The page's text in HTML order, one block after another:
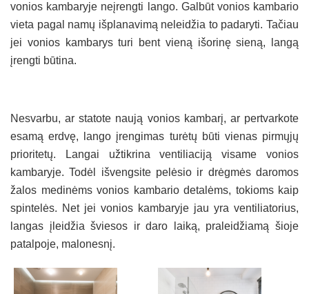
vonios kambaryje neįrengti lango. Galbūt vonios kambario
vieta pagal namų išplanavimą neleidžia to padaryti. Tačiau
jei vonios kambarys turi bent vieną išorinę sieną, langą
įrengti būtina.
Nesvarbu, ar statote naują vonios kambarį, ar pertvarkote
esamą erdvę, lango įrengimas turėtų būti vienas pirmųjų
prioritetų. Langai užtikrina ventiliaciją visame vonios
kambaryje. Todėl išvengsite pelėsio ir drėgmės daromos
žalos medinėms vonios kambario detalėms, tokioms kaip
spintelės. Net jei vonios kambaryje jau yra ventiliatorius,
langas įleidžia šviesos ir daro laiką, praleidžiamą šioje
patalpoje, malonesnį.